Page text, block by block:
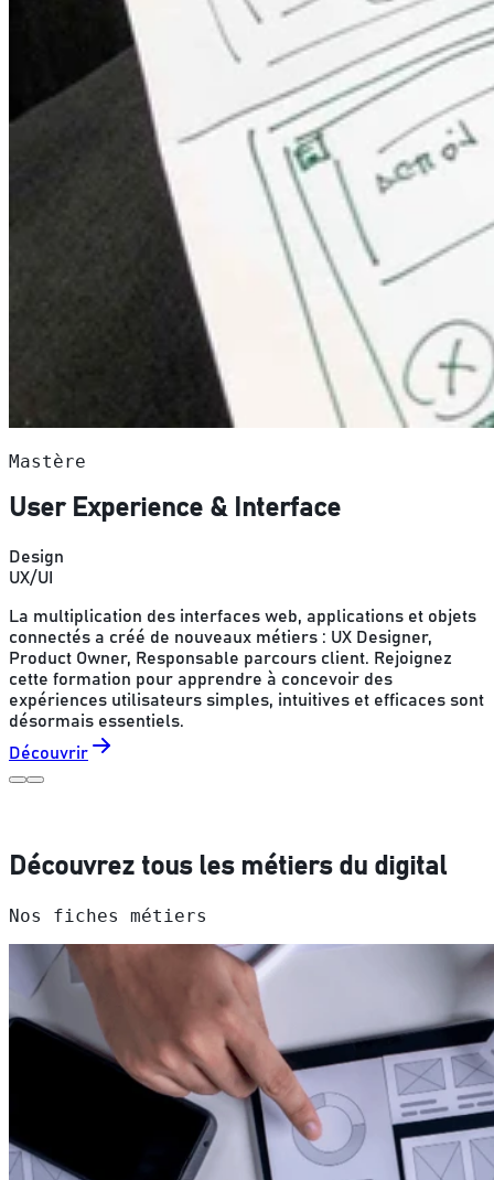
Mastère
User Experience & Interface
Design
UX/UI
La multiplication des interfaces web, applications et objets
connectés a créé de nouveaux métiers : UX Designer,
Product Owner, Responsable parcours client. Rejoignez
cette formation pour apprendre à concevoir des
expériences utilisateurs simples, intuitives et efficaces sont
désormais essentiels.
Découvrir
Découvrez tous les métiers du digital
Nos fiches métiers